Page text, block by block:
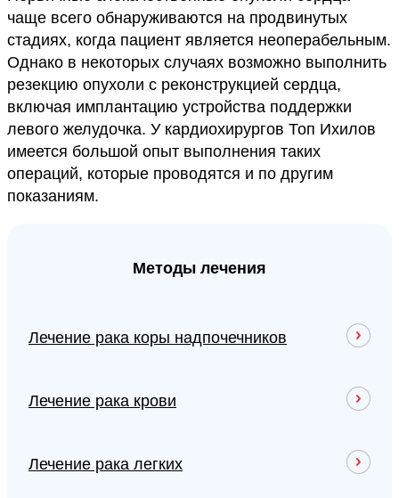
чаще всего обнаруживаются на продвинутых
стадиях, когда пациент является неоперабельным.
Однако в некоторых случаях возможно выполнить
резекцию опухоли с реконструкцией сердца,
включая имплантацию устройства поддержки
левого желудочка. У кардиохирургов Топ Ихилов
имеется большой опыт выполнения таких
операций, которые проводятся и по другим
показаниям.
Методы лечения
Лечение рака коры надпочечников
Лечение рака крови
Лечение рака легких